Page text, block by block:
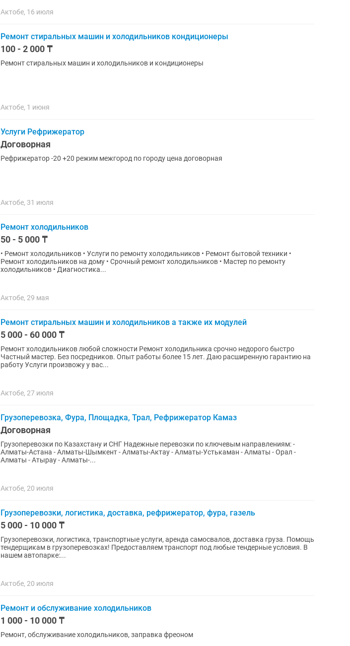
Актобе, 16 июля
Ремонт стиральных машин и холодильников кондиционеры
100 - 2 000 ₸
Ремонт стиральных машин и холодильников и кондиционеры
Актобе, 1 июня
Услуги Рефрижератор
Договорная
Рефрижератор -20 +20 режим межгород по городу цена договорная
Актобе, 31 июля
Ремонт холодильников
50 - 5 000 ₸
• Ремонт холодильников • Услуги по ремонту холодильников • Ремонт бытовой техники •
Ремонт холодильников на дому • Срочный ремонт холодильников • Мастер по ремонту
холодильников • Диагностика...
Актобе, 29 мая
Ремонт стиральных машин и холодильников а также их модулей
5 000 - 60 000 ₸
Ремонт холодильников любой сложности Ремонт холодильника срочно недорого быстро
Частный мастер. Без посредников. Опыт работы более 15 лет. Даю расширенную гарантию на
работу Услуги произвожу у вас...
Актобе, 27 июля
Грузоперевозка, Фура, Площадка, Трал, Рефрижератор Камаз
Договорная
Грузоперевозки по Казахстану и СНГ Надежные перевозки по ключевым направлениям: -
Алматы-Астана - Алматы-Шымкент - Алматы-Актау - Алматы-Устькаман - Алматы - Орал -
Алматы - Атырау - Алматы-...
Актобе, 20 июля
Грузоперевозки, логистика, доставка, рефрижератор, фура, газель
5 000 - 10 000 ₸
Грузоперевозки, логистика, транспортные услуги, аренда самосвалов, доставка груза. Помощь
тендерщикам в грузоперевозках! Предоставляем транспорт под любые тендерные условия. В
нашем автопарке:...
Актобе, 20 июля
Ремонт и обслуживание холодильников
1 000 - 10 000 ₸
Ремонт, обслуживание холодильников, заправка фреоном